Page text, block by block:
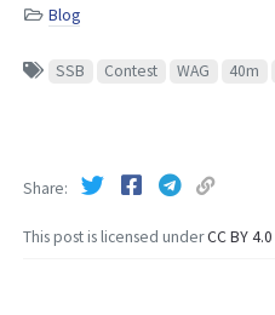
Blog
SSB Contest WAG 40m
This post is licensed underCC BY 4.0
Share